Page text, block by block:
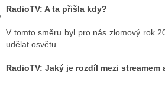
RadioTV: A ta přišla kdy?
V tomto směru byl pro nás zlomový rok
udělat osvětu.
RadioTV: Jaký je rozdíl mezi streamem